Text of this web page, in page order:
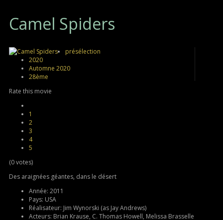
Camel Spiders
présélection
2020
Automne 2020
28ème
Rate this movie
1
2
3
4
5
(0 votes)
Des araignées géantes, dans le désert
Année: 2011
Pays: USA
Réalisateur: Jim Wynorski (as Jay Andrews)
Acteurs: Brian Krause, C. Thomas Howell, Melissa Brasselle